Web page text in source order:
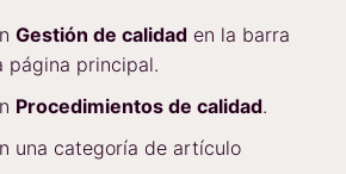
Gestión de calidad en la barra
página principal.
Procedimientos de calidad.
una categoría de artículo